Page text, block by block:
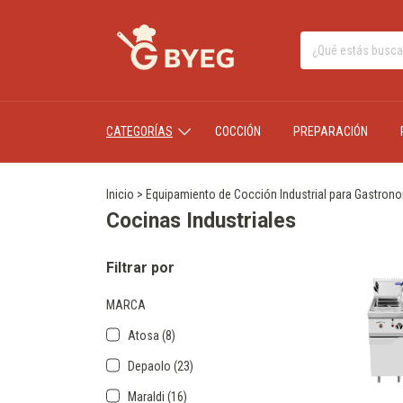
CATEGORÍAS COCCIÓN PREPARACIÓN
Inicio > Equipamiento de Cocción Industrial para
Cocinas Industriales
Filtrar por
MARCA
Atosa (8)
Depaolo (23)
Maraldi (16)